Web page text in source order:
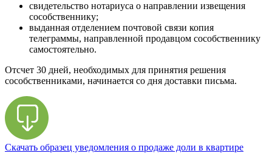
свидетельство нотариуса о направлении извещения
сособственнику;
выданная отделением почтовой связи копия
телеграммы, направленной продавцом сособственнику
самостоятельно.
Отсчет 30 дней, необходимых для принятия решения
сособственниками, начинается со дня доставки письма.
Скачать образец уведомления о продаже доли в квартире